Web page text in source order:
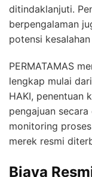
ditindaklanjuti.
berpengalaman
potensi
PERMATAMAS
lengkap mulai
HAKI, penentuan
pengajuan
monitoring
merek resmi
Biaya